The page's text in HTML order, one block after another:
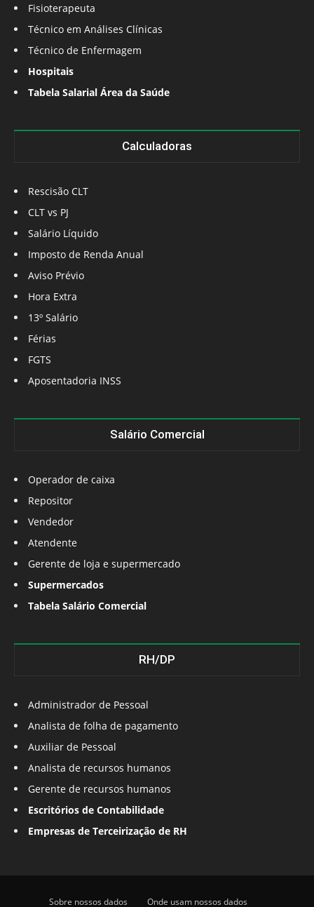
Fisioterapeuta
Técnico em Análises Clínicas
Técnico de Enfermagem
Hospitais
Tabela Salarial Área da Saúde
Calculadoras
Rescisão CLT
CLT vs PJ
Salário Líquido
Imposto de Renda Anual
Aviso Prévio
Hora Extra
13º Salário
Férias
FGTS
Aposentadoria INSS
Salário Comercial
Operador de caixa
Repositor
Vendedor
Atendente
Gerente de loja e supermercado
Supermercados
Tabela Salário Comercial
RH/DP
Administrador de Pessoal
Analista de folha de pagamento
Auxiliar de Pessoal
Analista de recursos humanos
Gerente de recursos humanos
Escritórios de Contabilidade
Empresas de Terceirização de RH
Sobre nossos dados Onde usam nossos dados